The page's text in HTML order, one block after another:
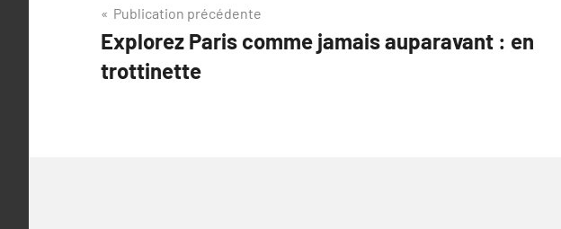
Navigation
de
l’article
Publication précédente
Explorez Paris comme jamais auparavant : en
trottinette